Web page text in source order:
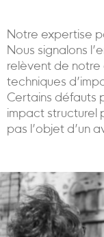
Notre expertise
Nous signalons
relèvent de notre
techniques
Certains défauts
impact structurel
pas l’objet d’un